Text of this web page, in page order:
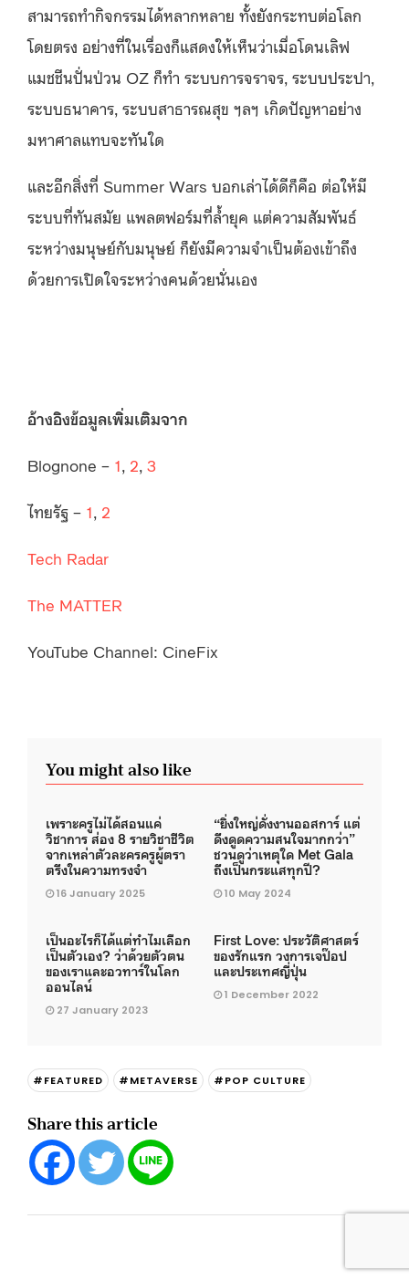
สามารถทำกิจกรรมได้หลากหลาย ทั้งยังกระทบต่อโลก
โดยตรง อย่างที่ในเรื่องก็แสดงให้เห็นว่าเมื่อโดนเลิฟ
แมชชีนปั่นป่วน OZ ก็ทำ ระบบการจราจร, ระบบประปา,
ระบบธนาคาร, ระบบสาธารณสุข ฯลฯ เกิดปัญหาอย่าง
มหาศาลแทบจะทันใด
และอีกสิ่งที่ Summer Wars บอกเล่าได้ดีก็คือ ต่อให้มี
ระบบที่ทันสมัย แพลตฟอร์มที่ล้ำยุค แต่ความสัมพันธ์
ระหว่างมนุษย์กับมนุษย์ ก็ยังมีความจำเป็นต้องเข้าถึง
ด้วยการเปิดใจระหว่างคนด้วยนั่นเอง
อ้างอิงข้อมูลเพิ่มเติมจาก
Blognone – 1 2 3
ไทยรัฐ – 1 2
Tech Radar
The MATTER
YouTube Channel: CineFix
You might also like
เพราะครูไม่ได้สอนแค่
วิชาการ ส่อง 8 รายวิชาชีวิต
จากเหล่าตัวละครครูผู้ตรา
ตรึงในความทรงจำ
16 January 2025
“ยิ่งใหญ่ดั่งงานออสการ์ แต่
ดึงดูดความสนใจมากกว่า”
ชวนดูว่าเหตุใด Met Gala
ถึงเป็นกระแสทุกปี?
10 May 2024
เป็นอะไรก็ได้แต่ทำไมเลือก
เป็นตัวเอง? ว่าด้วยตัวตน
ของเราและอวทาร์ในโลก
ออนไลน์
27 January 2023
First Love: ประวัติศาสตร์
ของรักแรก วงการเจป๊อป
และประเทศญี่ปุ่น
1 December 2022
#FEATURED #METAVERSE #POP CULTURE
Share this article